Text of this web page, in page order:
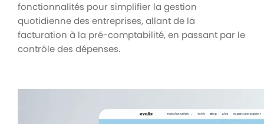
fonctionnalités pour simplifier la gestion
quotidienne des entreprises, allant de la
facturation à la pré-comptabilité, en passant par le
contrôle des dépenses.